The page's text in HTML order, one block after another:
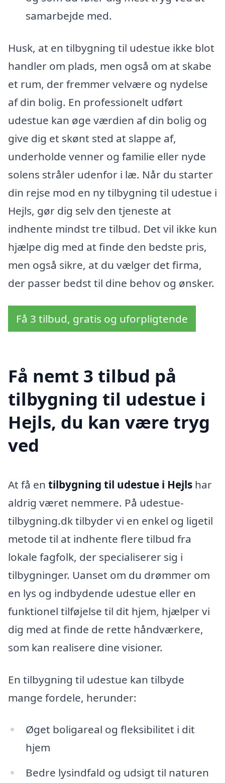
samarbejde med.
Husk, at en tilbygning til udestue ikke blot
handler om plads, men også om at skabe
et rum, der fremmer velvære og nydelse
af din bolig. En professionelt udført
udestue kan øge værdien af din bolig og
give dig et skønt sted at slappe af,
underholde venner og familie eller nyde
solens stråler udenfor i læ. Når du starter
din rejse mod en ny tilbygning til udestue i
Hejls, gør dig selv den tjeneste at
indhente mindst tre tilbud. Det vil ikke kun
hjælpe dig med at finde den bedste pris,
men også sikre, at du vælger det firma,
der passer bedst til dine behov og ønsker.
Få 3 tilbud, gratis og uforpligtende
Få nemt 3 tilbud på
tilbygning til udestue i
Hejls, du kan være tryg
ved
At få en tilbygning til udestue i Hejls har
aldrig været nemmere. På udestue-
tilbygning.dk tilbyder vi en enkel og ligetil
metode til at indhente flere tilbud fra
lokale fagfolk, der specialiserer sig i
tilbygninger. Uanset om du drømmer om
en lys og indbydende udestue eller en
funktionel tilføjelse til dit hjem, hjælper vi
dig med at finde de rette håndværkere,
som kan realisere dine visioner.
En tilbygning til udestue kan tilbyde
mange fordele, herunder:
Øget boligareal og fleksibilitet i dit
hjem
Bedre lysindfald og udsigt til naturen